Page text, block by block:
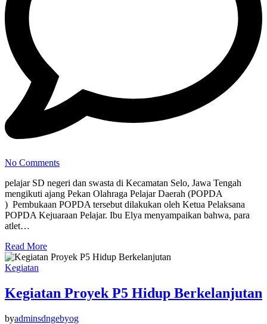
No Comments
pelajar SD negeri dan swasta di Kecamatan Selo, Jawa Tengah
mengikuti ajang Pekan Olahraga Pelajar Daerah (POPDA
) Pembukaan POPDA tersebut dilakukan oleh Ketua Pelaksana
POPDA Kejuaraan Pelajar. Ibu Elya menyampaikan bahwa, para
atlet…
Read More
Kegiatan
Kegiatan Proyek P5 Hidup Berkelanjutan
byadminsdngebyog